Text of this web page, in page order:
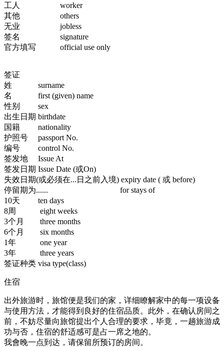
工人 worker
其他 others
无业 jobless
签名 signature
官方填写 official use only
签证
姓 surname
名 first (given) name
性别 sex
出生日期 birthdate
国籍 nationality
护照号 passport No.
编号 control No.
签发地 Issue At
签发日期 Issue Date (或On)
失效日期(或必须在...日之前入境) expiry date ( 或 before)
停留期为...... for stays of
10天 ten days
8周 eight weeks
3个月 three months
6个月 six months
1年 one year
3年 three years
签证种类 visa type(class)
住宿
出外旅游时，旅馆便是我们的家，详细瞭解家中的每一项设备
与使用方法，才能得到良好的住宿品质。此外，在确认房间之
前，不妨尽量向旅馆提出个人合理的要求，毕竟，一趟旅游成
功与否，住宿的舒适感可是占一席之地的。
我會晚一点到达，请保留所预订的房间。